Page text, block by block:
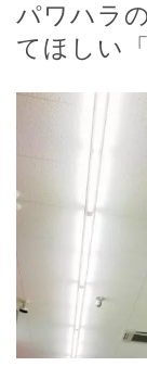
パワハラ
てほしい